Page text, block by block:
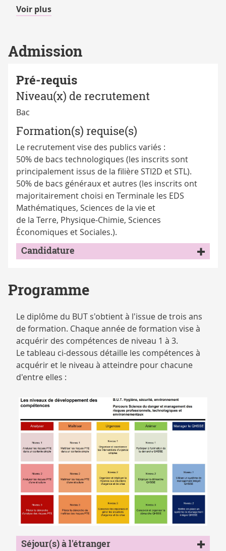
Voir plusde
Admission
Pré-requis
Niveau(x) de recrutement
Bac
Formation(s) requise(s)
Le recrutement vise des publics variés :
50% de bacs technologiques (les inscrits sont
principalement issus de la filière STI2D et STL).
50% de bacs généraux et autres (les inscrits ont
majoritairement choisi en Terminale les EDS
Mathématiques, Sciences de la vie et
de la Terre, Physique-Chimie, Sciences
Économiques et Sociales.).
Candidature
Programme
Le diplôme du BUT s'obtient à l'issue de trois ans
de formation. Chaque année de formation vise à
acquérir des compétences de niveau 1 à 3.
Le tableau ci-dessous détaille les compétences à
acquérir et le niveau à atteindre pour chacune
d'entre elles :
competences_hse
Séjour(s) à l'étranger